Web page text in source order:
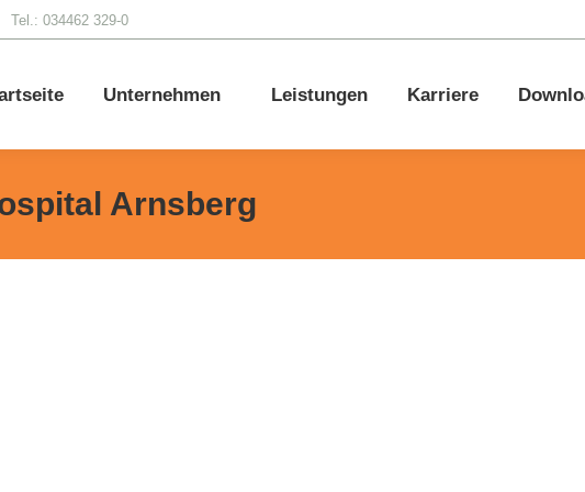
Tel.: 034462 329-0
Unternehmen Leistungen Karriere
Arnsberg